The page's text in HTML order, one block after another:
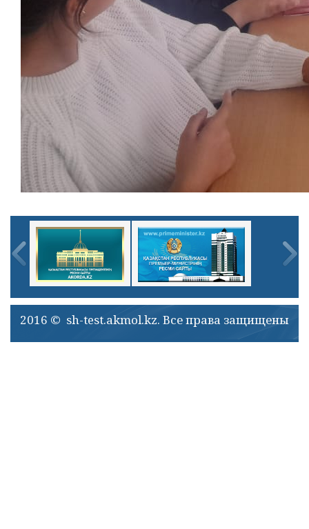
2016 © sh-test.akmol.kz. Все права защищены